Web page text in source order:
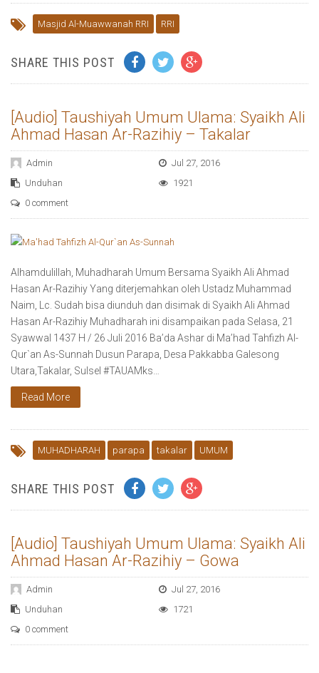
Masjid Al-Muawwanah RRI RRI
SHARE THIS POST
[Audio] Taushiyah Umum Ulama: Syaikh Ali
Ahmad Hasan Ar-Razihiy – Takalar
Admin
Jul 27, 2016
Unduhan
1921
0 comment
Alhamdulillah, Muhadharah Umum Bersama Syaikh Ali Ahmad
Hasan Ar-Razihiy Yang diterjemahkan oleh Ustadz Muhammad
Naim, Lc. Sudah bisa diunduh dan disimak di Syaikh Ali Ahmad
Hasan Ar-Razihiy Muhadharah ini disampaikan pada Selasa, 21
Syawwal 1437 H / 26 Juli 2016 Ba’da Ashar di Ma’had Tahfizh Al-
Qur`an As-Sunnah Dusun Parapa, Desa Pakkabba Galesong
Utara,Takalar, Sulsel ‪#‎TAUAMks‬…
Read More
MUHADHARAH parapa takalar UMUM
SHARE THIS POST
[Audio] Taushiyah Umum Ulama: Syaikh Ali
Ahmad Hasan Ar-Razihiy – Gowa
Admin
Jul 27, 2016
Unduhan
1721
0 comment